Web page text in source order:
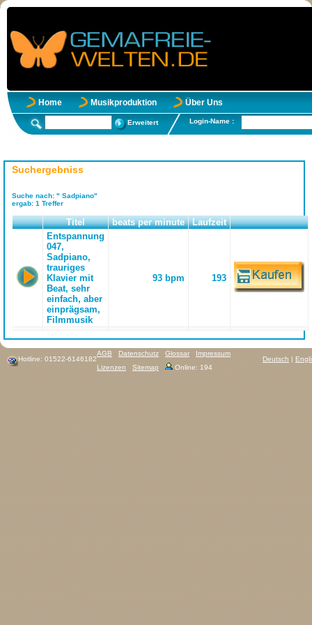
Home Musikproduktion Über Uns
Erweitert Login-Name :
Suchergebniss
Suche nach: " Sadpiano"
ergab: 1 Treffer
Titel beats per minute
Laufzeit
Entspannung
047,
Sadpiano,
trauriges
Klavier mit
Beat, sehr
einfach, aber
einprägsam,
Filmmusik
93 bpm 193
Hotline: 01522-6146182 Deutsch |
AGB Datenschutz Glossar
Impressum
Lizenzen
Sitemap Online: 194